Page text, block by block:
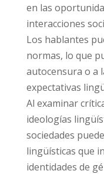
en las
interacciones
Los hablantes
normas, lo que
autocensura o a
expectativas
Al examinar
ideologías
sociedades
lingüísticas que
identidades de